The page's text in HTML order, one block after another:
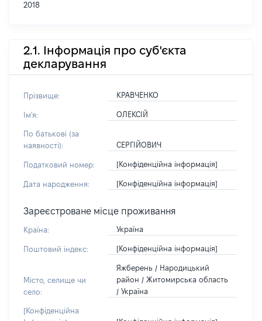
2018
2.1. Інформація про суб'єкта
декларування
Прізвище: КРАВЧЕНКО
Ім'я: ОЛЕКСІЙ
По батькові (за
наявності):
СЕРГІЙОВИЧ
Податковий номер: [Конфіденційна інформація]
Дата народження: [Конфіденційна інформація]
Зареєстроване місце проживання
Країна: Україна
Поштовий індекс: [Конфіденційна інформація]
Місто, селище чи
село:
Яжберень / Народицький
район / Житомирська область
/ Україна
[Конфіденційна